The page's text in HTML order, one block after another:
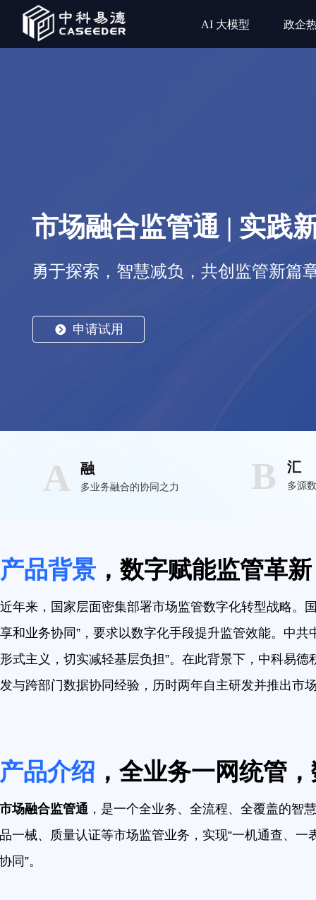
AI 大模型 政企
市场融合监管通 | 实践
勇于探索，智慧减负，共创监管新篇
뀹 申请试用
融
多业务融合的协同之力
A B 汇
多源
产品背景 ，数字赋能监管革
近年来，国家层面密集部署市场监管数字化转型战略。
享和业务协同”，要求以数字化手段提升监管效能。中
形式主义，切实减轻基层负担”。在此背景下，中科易
发与跨部门数据协同经验，历时两年自主研发并推出市
产品介绍 ，全业务一网统管
市场融合监管通 ，是一个全业务、全流程、全覆盖的智
品一械、质量认证等市场监管业务，实现“一机通查、一
协同”。